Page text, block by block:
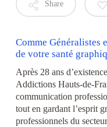
Share
Comme Généralistes
de votre santé
Après 28 ans
Addictions Hauts-de-
communication
tout en gardant l’esprit
professionnels du